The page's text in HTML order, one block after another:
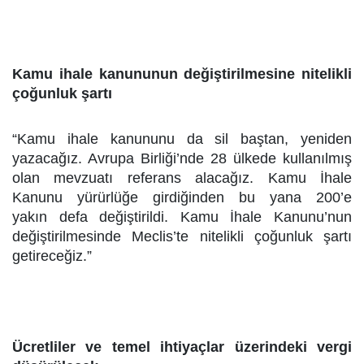
Kamu ihale kanununun değiştirilmesine nitelikli
çoğunluk şartı
“Kamu ihale kanununu da sil baştan, yeniden
yazacağız. Avrupa Birliği’nde 28 ülkede kullanılmış
olan mevzuatı referans alacağız. Kamu İhale
Kanunu yürürlüğe girdiğinden bu yana 200’e
yakın defa değiştirildi. Kamu İhale Kanunu’nun
değiştirilmesinde Meclis’te nitelikli çoğunluk şartı
getireceğiz.”
Ücretliler ve temel ihtiyaçlar üzerindeki vergi